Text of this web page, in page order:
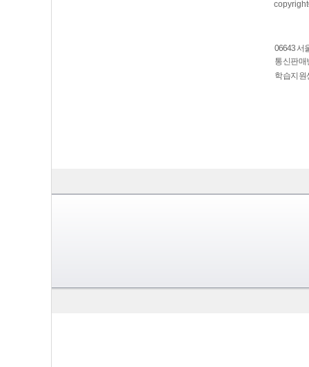
06643 서
통신판매
학습지원